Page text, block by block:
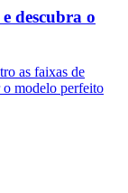
descubra o
as faixas de
modelo perfeito